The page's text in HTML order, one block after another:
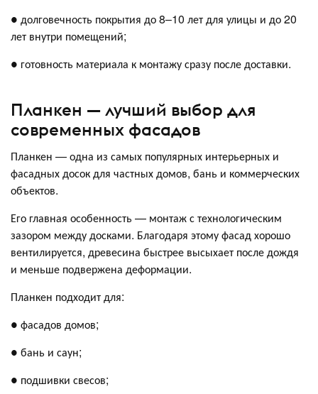
● долговечность покрытия до 8–10 лет для улицы и до 20
лет внутри помещений;
● готовность материала к монтажу сразу после доставки.
Планкен — лучший выбор для
современных фасадов
Планкен — одна из самых популярных интерьерных и
фасадных досок для частных домов, бань и коммерческих
объектов.
Его главная особенность — монтаж с технологическим
зазором между досками. Благодаря этому фасад хорошо
вентилируется, древесина быстрее высыхает после дождя
и меньше подвержена деформации.
Планкен подходит для:
● фасадов домов;
● бань и саун;
● подшивки свесов;